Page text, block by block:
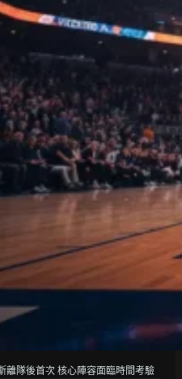
離隊後首次 核心陣容面臨時間考驗